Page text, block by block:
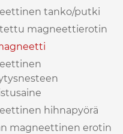
tanko/putki
magneettierotin
hihnapyörä
magneettinen erotin